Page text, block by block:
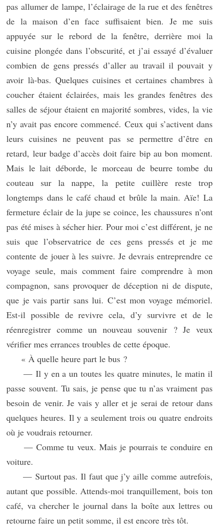
pas allumer de lampe, l’éclairage de la rue et des fenêtres
de la maison d’en face suffisaient bien. Je me suis
appuyée sur le rebord de la fenêtre, derrière moi la
cuisine plongée dans l’obscurité, et j’ai essayé d’évaluer
combien de gens pressés d’aller au travail il pouvait y
avoir là-bas. Quelques cuisines et certaines chambres à
coucher étaient éclairées, mais les grandes fenêtres des
salles de séjour étaient en majorité sombres, vides, la vie
n’y avait pas encore commencé. Ceux qui s’activent dans
leurs cuisines ne peuvent pas se permettre d’être en
retard, leur badge d’accès doit faire bip au bon moment.
Mais le lait déborde, le morceau de beurre tombe du
couteau sur la nappe, la petite cuillère reste trop
longtemps dans le café chaud et brûle la main. Aïe! La
fermeture éclair de la jupe se coince, les chaussures n’ont
pas été mises à sécher hier. Pour moi c’est différent, je ne
suis que l’observatrice de ces gens pressés et je me
contente de jouer à les suivre. Je devrais entreprendre ce
voyage seule, mais comment faire comprendre à mon
compagnon, sans provoquer de déception ni de dispute,
que je vais partir sans lui. C’est mon voyage mémoriel.
Est-il possible de revivre cela, d’y survivre et de le
réenregistrer comme un nouveau souvenir ? Je veux
vérifier mes errances troubles de cette époque.
« À quelle heure part le bus ?
— Il y en a un toutes les quatre minutes, le matin il
passe souvent. Tu sais, je pense que tu n’as vraiment pas
besoin de venir. Je vais y aller et je serai de retour dans
quelques heures. Il y a seulement trois ou quatre endroits
où je voudrais retourner.
— Comme tu veux. Mais je pourrais te conduire en
voiture.
— Surtout pas. Il faut que j’y aille comme autrefois,
autant que possible. Attends-moi tranquillement, bois ton
café, va chercher le journal dans la boîte aux lettres ou
retourne faire un petit somme, il est encore très tôt.